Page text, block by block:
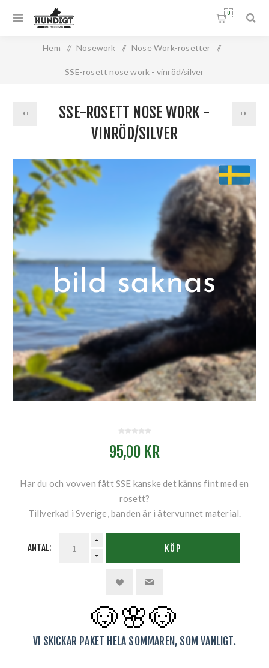
0
Hem / Nosework / Nose Work-rosetter /
SSE-rosett nose work - vinröd/silver
SSE-ROSETT NOSE WORK -
VINRÖD/SILVER
95,00 KR
Har du och vovven fått SSE kanske det känns fint med en
rosett?
Tillverkad i Sverige, banden är i återvunnet material.
ANTAL: KÖP
🐶🌸🐶
VI SKICKAR PAKET HELA SOMMAREN, SOM VANLIGT.